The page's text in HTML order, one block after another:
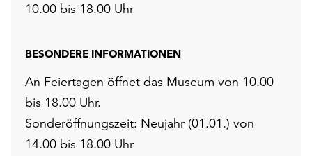
10.00 bis 18.00 Uhr
BESONDERE INFORMATIONEN
An Feiertagen öffnet das Museum von 10.00
bis 18.00 Uhr.
Sonderöffnungszeit: Neujahr (01.01.) von
14.00 bis 18.00 Uhr